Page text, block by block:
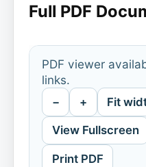
Full PDF
PDF viewer
links.
− + Fit
View Fullscreen
Print PDF